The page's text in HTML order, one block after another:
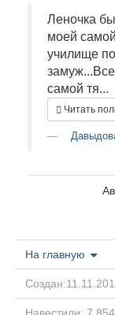
Леночка
моей
училище
самой тя...
Читать
На главную